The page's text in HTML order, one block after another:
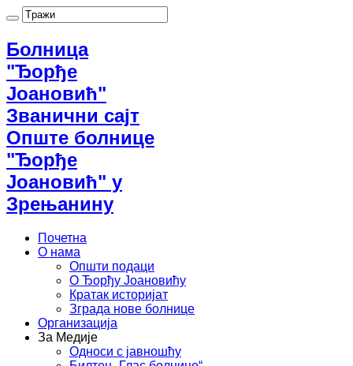
Болница
"Ђорђе
Јоановић"
Званични сајт
Опште болнице
"Ђорђе
Јоановић" у
Зрењанину
Почетна
О нама
Општи подаци
О Ђорђу Јоановићу
Кратак историјат
Зграда нове болнице
Организација
За Медије
Односи с јавношћу